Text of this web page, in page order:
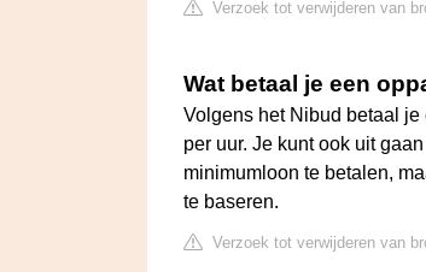
Verzoek tot verwijderen van
Wat betaal je een
Volgens het Nibud betaal
per uur. Je kunt ook uit
minimumloon te betalen,
te baseren.
Verzoek tot verwijderen van